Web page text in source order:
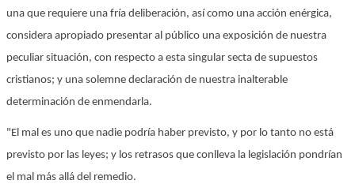
una que requiere una fría deliberación, así como una acción enérgica,
considera apropiado presentar al público una exposición de nuestra
peculiar situación, con respecto a esta singular secta de supuestos
cristianos; y una solemne declaración de nuestra inalterable
determinación de enmendarla.
"El mal es uno que nadie podría haber previsto, y por lo tanto no está
previsto por las leyes; y los retrasos que conlleva la legislación pondrían
el mal más allá del remedio.